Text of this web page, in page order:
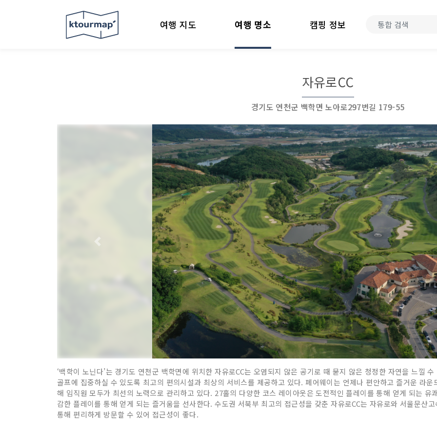
여행 지도 여행 명소 캠핑 정보
자유로CC
경기도 연천군 백학면 노아로297번길 179-55
‘백학이 노닌다’는 경기도 연천군 백학면에 위치한 자유로CC는 오염되지 않은 공기로 때 묻지 않은 청정한 자연을 느낄
골프에 집중하실 수 있도록 최고의 편의시설과 최상의 서비스를 제공하고 있다. 페어웨이는 언제나 편안하고 즐거운 라
해 임직원 모두가 최선의 노력으로 관리하고 있다. 27홀의 다양한 코스 레이아웃은 도전적인 플레이를 통해 얻게 되는
감한 플레이를 통해 얻게 되는 즐거움을 선사한다. 수도권 서북부 최고의 접근성을 갖춘 자유로CC는 자유로와 서울문산
통해 편리하게 방문할 수 있어 접근성이 좋다.